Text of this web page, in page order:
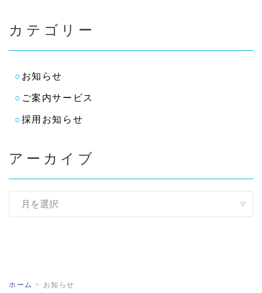
カテゴリー
お知らせ
ご案内サービス
採用お知らせ
アーカイブ
ホーム > お知らせ